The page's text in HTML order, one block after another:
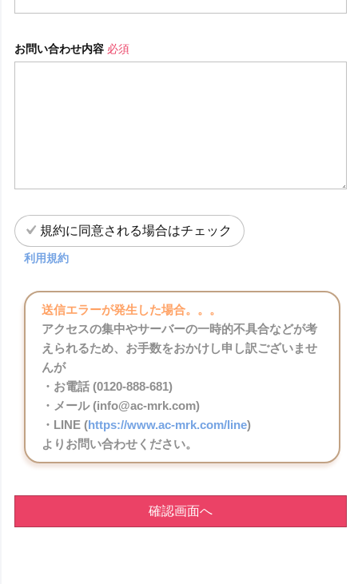
お問い合わせ内容 必須
規約に同意される場合はチェック
利用規約
送信エラーが発生した場合。。。
アクセスの集中やサーバーの一時的不具合などが考
えられるため、お手数をおかけし申し訳ございませ
んが
・お電話 (0120-888-681)
・メール (info@ac-mrk.com)
・LINE (https://www.ac-mrk.com/line)
よりお問い合わせください。
確認画面へ